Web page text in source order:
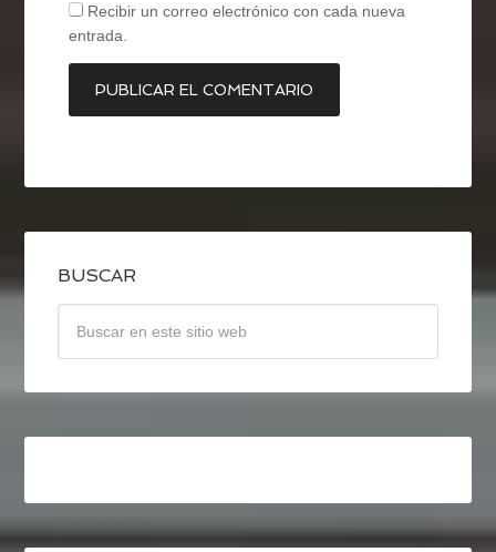
Recibir un correo electrónico con cada nueva
entrada.
BUSCAR